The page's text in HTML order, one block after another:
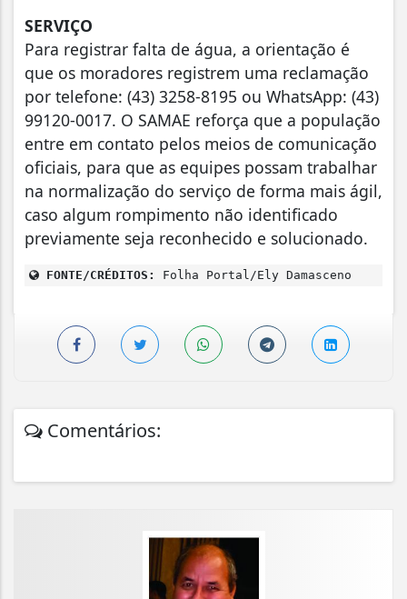
SERVIÇO
Para registrar falta de água, a orientação é
que os moradores registrem uma reclamação
por telefone: (43) 3258-8195 ou WhatsApp: (43)
99120-0017. O SAMAE reforça que a população
entre em contato pelos meios de comunicação
oficiais, para que as equipes possam trabalhar
na normalização do serviço de forma mais ágil,
caso algum rompimento não identificado
previamente seja reconhecido e solucionado.
FONTE/CRÉDITOS: Folha Portal/Ely Damasceno
Comentários: